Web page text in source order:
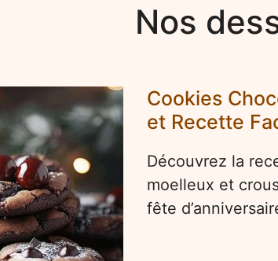
Nos
Cookies
et Recette
Découvrez la
moelleux et
fête